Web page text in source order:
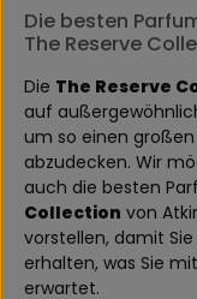
Die besten
The Reserve
Die The Reserve
auf
um so einen
abzudecken. Wir
auch die besten
Collection von
vorstellen, damit
erhalten, was Sie
erwartet.